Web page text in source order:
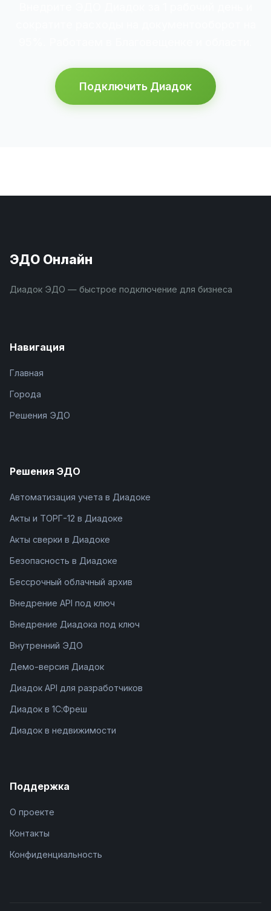
Подключить Диадок
ЭДО Онлайн
Диадок ЭДО — быстрое подключение для бизнеса
Навигация
Главная
Города
Решения ЭДО
Решения ЭДО
Автоматизация учета в Диадоке
Акты и ТОРГ-12 в Диадоке
Акты сверки в Диадоке
Безопасность в Диадоке
Бессрочный облачный архив
Внедрение API под ключ
Внедрение Диадока под ключ
Внутренний ЭДО
Демо-версия Диадок
Диадок API для разработчиков
Диадок в 1С:Фреш
Диадок в недвижимости
Поддержка
О проекте
Контакты
Конфиденциальность